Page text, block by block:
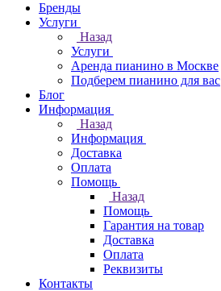
Бренды
Услуги
Назад
Услуги
Аренда пианино в Москве
Подберем пианино для вас
Блог
Информация
Назад
Информация
Доставка
Оплата
Помощь
Назад
Помощь
Гарантия на товар
Доставка
Оплата
Реквизиты
Контакты